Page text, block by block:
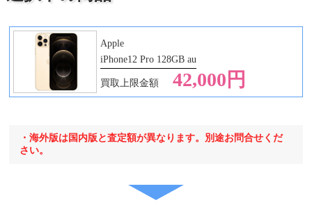
世代
・iPad Pro 13 第1世
代
Apple
iPhone12 Pro 128GB au
買取上限金額 42,000円
・海外版は国内版と査定額が異なります。別途お問合せくだ
さい。